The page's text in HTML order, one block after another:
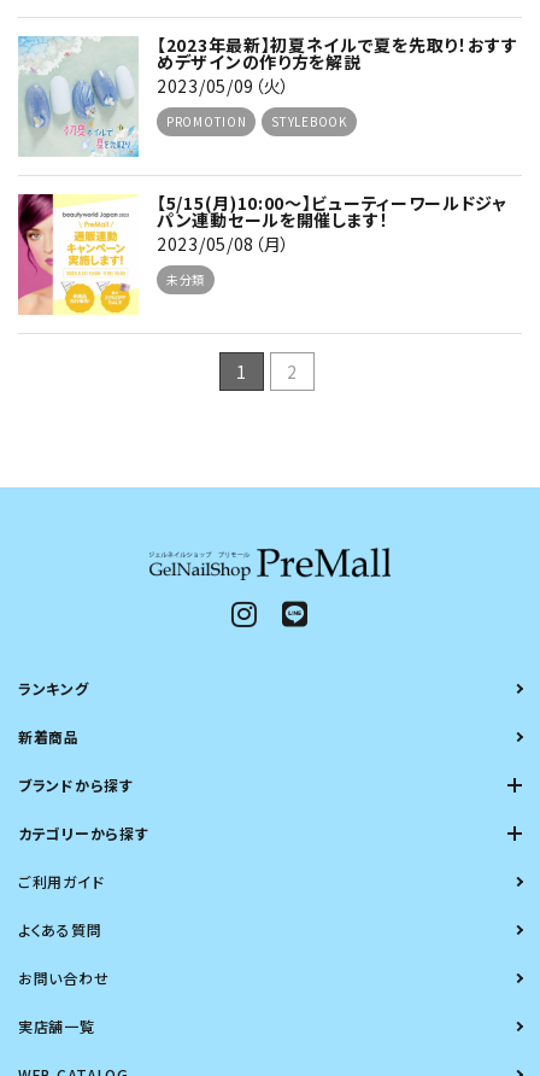
【2023年最新】初夏ネイルで夏を先取り！おすす
めデザインの作り方を解説
2023/05/09（火）
PROMOTION STYLEBOOK
【5/15(月)10:00～】ビューティーワールドジャ
パン連動セールを開催します！
2023/05/08（月）
未分類
1 2
ランキング
新着商品
ブランドから探す
カテゴリーから探す
ご利用ガイド
よくある質問
お問い合わせ
実店舗一覧